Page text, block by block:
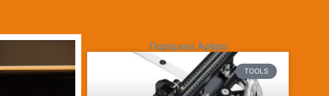
Παρόμοια Άρθρα
TOOLS